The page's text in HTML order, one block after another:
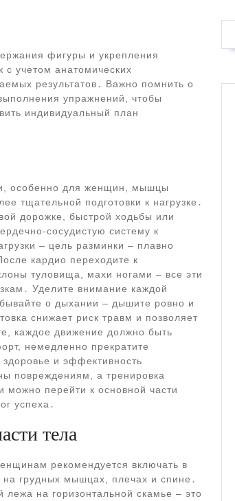
фигуры и укрепления
учетом анатомических
результатов․ Важно помнить о
упражнений, чтобы
индивидуальный план
особенно для женщин, мышцы
тщательной подготовки к нагрузке․
дорожке, быстрой ходьбы или
сосудистую систему к
– цель разминки – плавно
кардио переходите к
туловища, махи ногами – все эти
Уделите внимание каждой
о дыхании – дышите ровно и
снижает риск травм и позволяет
каждое движение должно быть
немедленно прекратите
и эффективность
повреждениям, а тренировка
можно перейти к основной части
успеха․
тела
рекомендуется включать в
грудных мышцах, плечах и спине․
на горизонтальной скамье – это